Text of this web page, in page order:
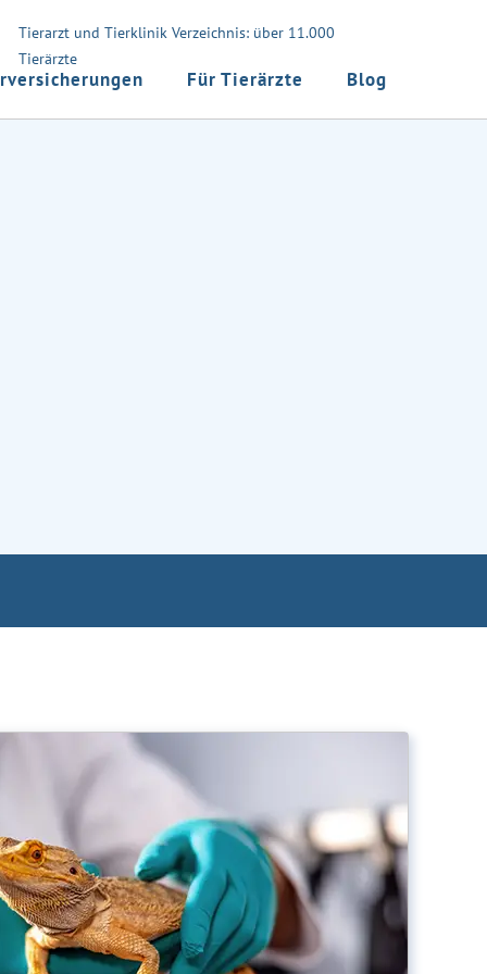
Tierarzt und Tierklinik Verzeichnis: über 11.000
Tierärzte
Für Tierärzte Blog